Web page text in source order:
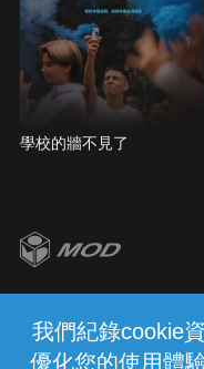
我們紀錄cookie
優化您的使用體
學校的牆不見了
中華電信股